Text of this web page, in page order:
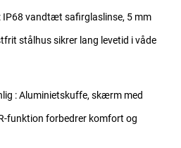
: IP68 vandtæt safirglaslinse, 5 mm
stålhus sikrer lang levetid i våde
: Aluminietskuffe, skærm med
funktion forbedrer komfort og